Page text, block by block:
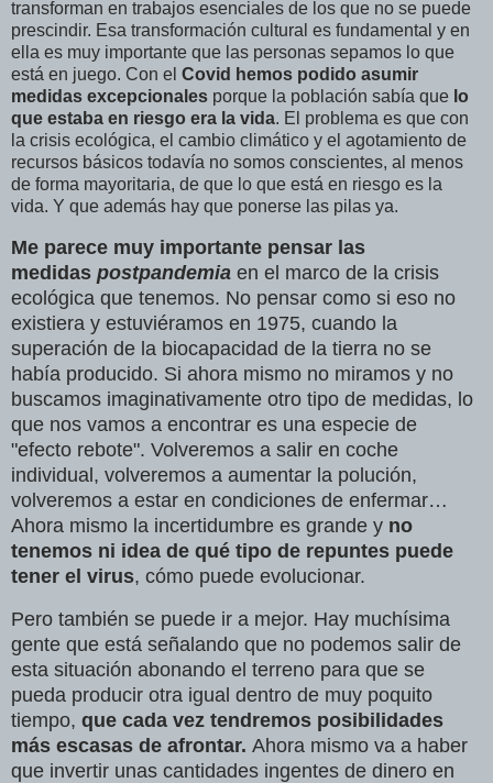
transforman en trabajos esenciales de los que no se puede
prescindir. Esa transformación cultural es fundamental y en
ella es muy importante que las personas sepamos lo que
está en juego. Con el Covid hemos podido asumir
medidas excepcionales porque la población sabía que lo
que estaba en riesgo era la vida. El problema es que con
la crisis ecológica, el cambio climático y el agotamiento de
recursos básicos todavía no somos conscientes, al menos
de forma mayoritaria, de que lo que está en riesgo es la
vida. Y que además hay que ponerse las pilas ya.
Me parece muy importante pensar las
medidas postpandemia en el marco de la crisis
ecológica que tenemos. No pensar como si eso no
existiera y estuviéramos en 1975, cuando la
superación de la biocapacidad de la tierra no se
había producido. Si ahora mismo no miramos y no
buscamos imaginativamente otro tipo de medidas, lo
que nos vamos a encontrar es una especie de
"efecto rebote". Volveremos a salir en coche
individual, volveremos a aumentar la polución,
volveremos a estar en condiciones de enfermar…
Ahora mismo la incertidumbre es grande y no
tenemos ni idea de qué tipo de repuntes puede
tener el virus, cómo puede evolucionar.
Pero también se puede ir a mejor. Hay muchísima
gente que está señalando que no podemos salir de
esta situación abonando el terreno para que se
pueda producir otra igual dentro de muy poquito
tiempo, que cada vez tendremos posibilidades
más escasas de afrontar. Ahora mismo va a haber
que invertir unas cantidades ingentes de dinero en